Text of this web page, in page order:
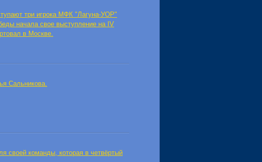
три игрока МФК "Лагуна-УОР"
начала свое выступление на IV
в Москве.
Сальникова.
своей команды, которая в четвёртый